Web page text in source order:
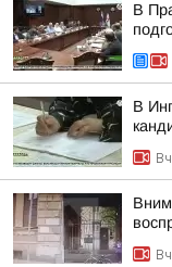
В
В